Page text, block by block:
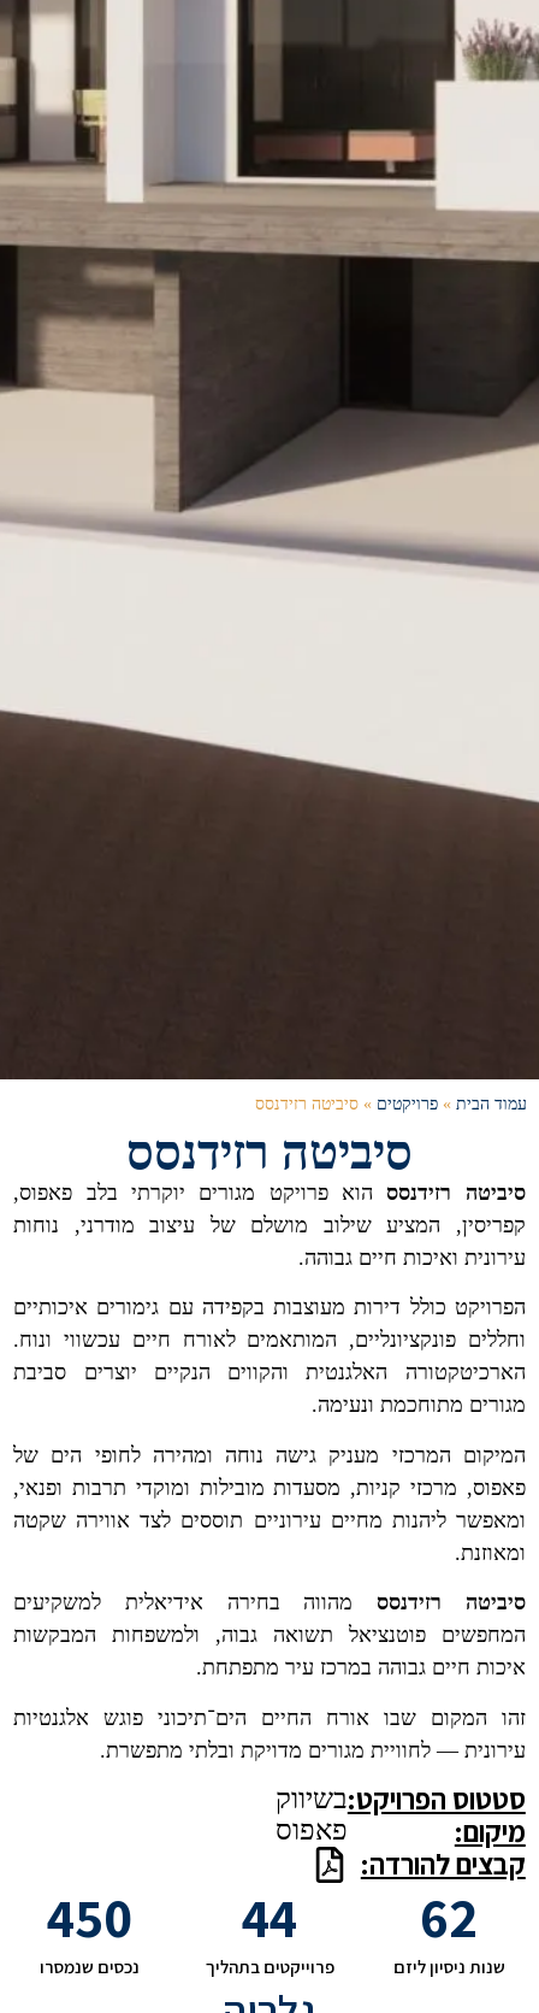
עמוד הבית»פרויקטים»סיביטה רזידנסס
סיביטה רזידנסס
סיביטה רזידנססהוא פרויקט מגורים יוקרתי בלב פאפוס,
קפריסין, המציע שילוב מושלם של עיצוב מודרני, נוחות
עירונית ואיכות חיים גבוהה.
הפרויקט כולל דירות מעוצבות בקפידה עם גימורים איכותיים
וחללים פונקציונליים, המותאמים לאורח חיים עכשווי ונוח.
הארכיטקטורה האלגנטית והקווים הנקיים יוצרים סביבת
מגורים מתוחכמת ונעימה.
המיקום המרכזי מעניק גישה נוחה ומהירה לחופי הים של
פאפוס, מרכזי קניות, מסעדות מובילות ומוקדי תרבות ופנאי,
ומאפשר ליהנות מחיים עירוניים תוססים לצד אווירה שקטה
ומאוזנת.
סיביטה רזידנססמהווה בחירה אידיאלית למשקיעים
המחפשים פוטנציאל תשואה גבוה, ולמשפחות המבקשות
איכות חיים גבוהה במרכז עיר מתפתחת.
זהו המקום שבו אורח החיים הים־תיכוני פוגש אלגנטיות
עירונית — לחוויית מגורים מדויקת ובלתי מתפשרת.
סטטוס הפרויקט:
מיקום:
קבצים להורדה:
בשיווק
פאפוס
שנות ניסיון ליזם
62
פרוייקטים בתהליך
44
נכסים שנמסרו
450